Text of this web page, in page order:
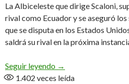
La Albiceleste que dirige Scaloni,
rival como Ecuador y se aseguró
que se disputa en los Estados
saldrá su rival en la próxima
Seguir leyendo Con un «Dibu»
→
1.402 veces leída